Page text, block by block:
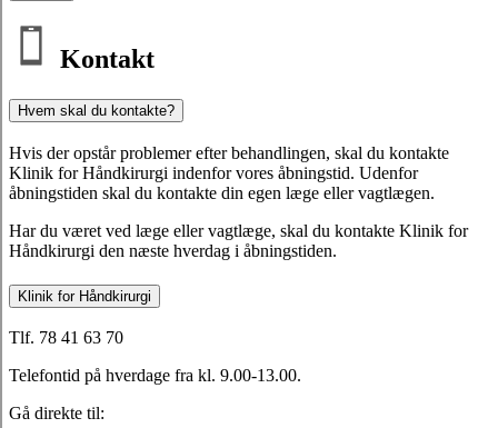
Kontakt
Hvem skal du kontakte?
Hvis der opstår problemer efter behandlingen, skal du kontakte
Klinik for Håndkirurgi indenfor vores åbningstid. Udenfor
åbningstiden skal du kontakte din egen læge eller vagtlægen.
Har du været ved læge eller vagtlæge, skal du kontakte Klinik for
Håndkirurgi den næste hverdag i åbningstiden.
Klinik for Håndkirurgi
Tlf. 78 41 63 70
Telefontid på hverdage fra kl. 9.00-13.00.
Gå direkte til: